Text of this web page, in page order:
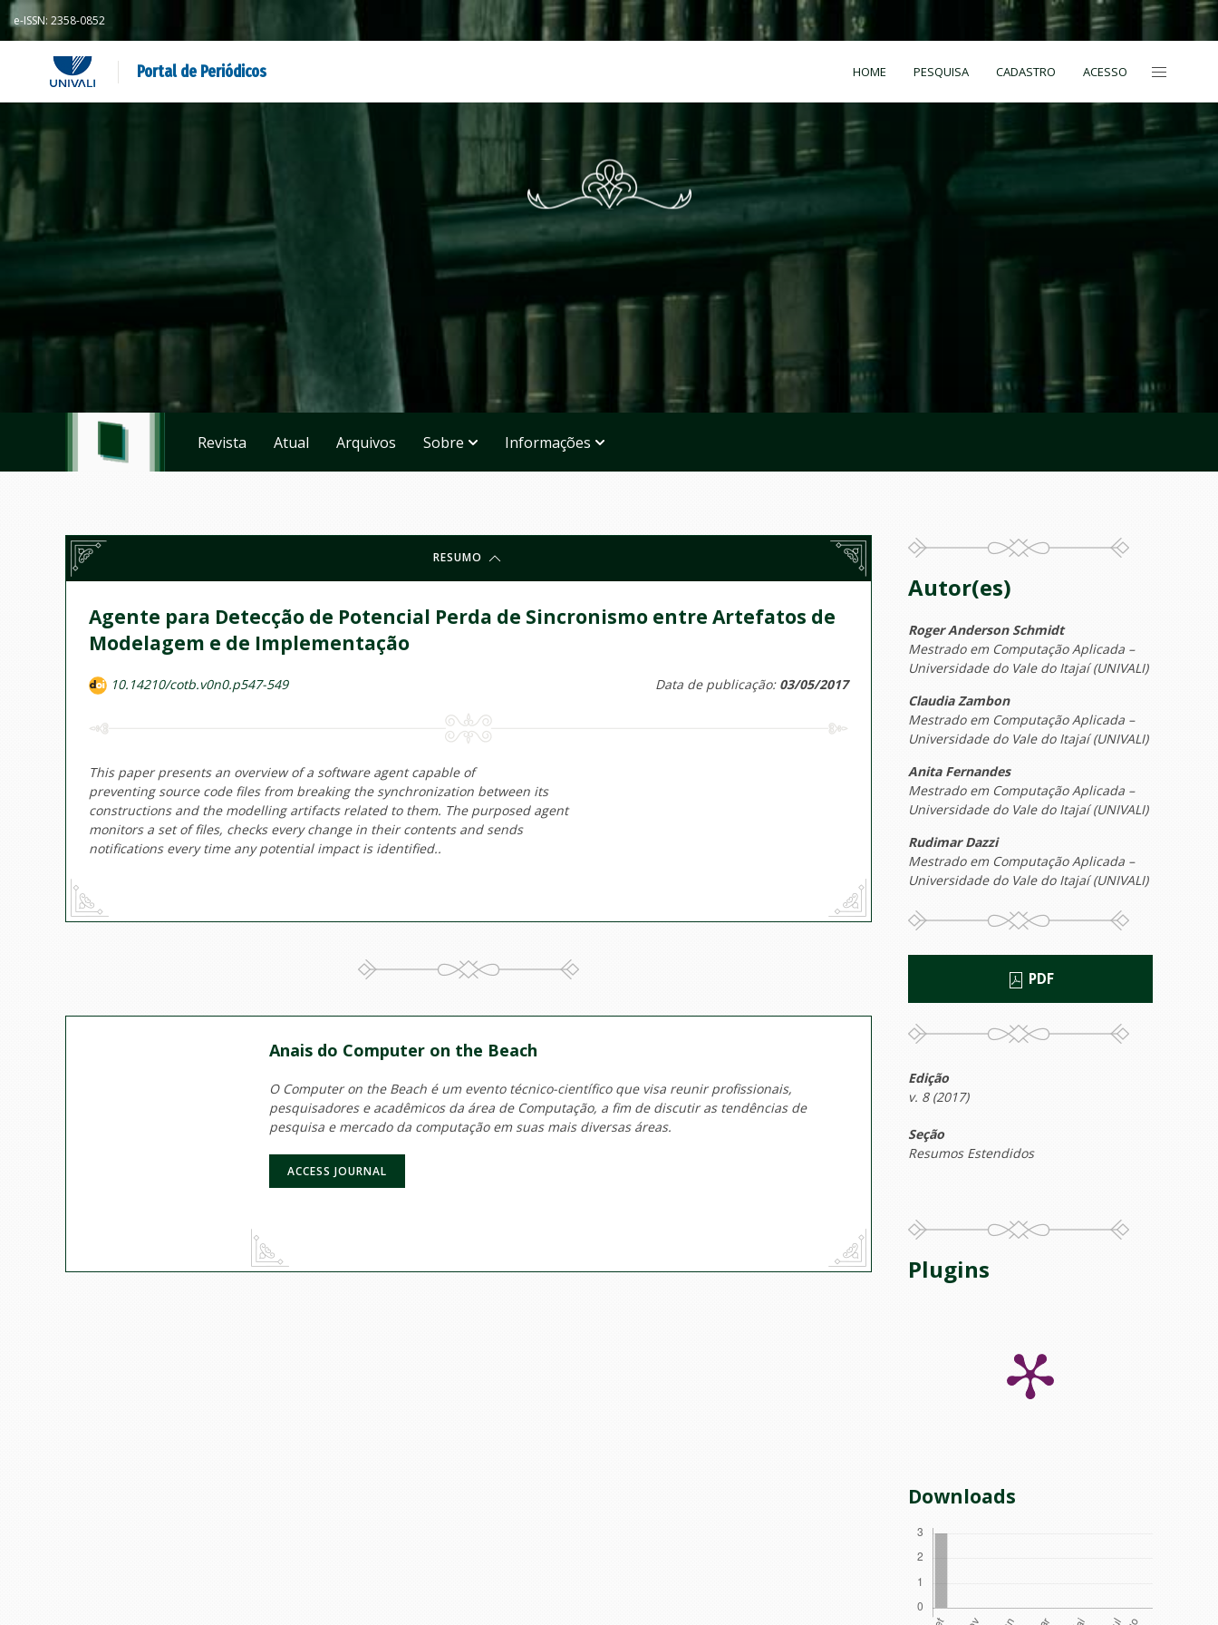
e-ISSN: 2358-0852
Portal de Periódicos HOME PESQUISA CADASTRO ACESSO
Revista Atual Arquivos Sobre Informações
RESUMO
Agente para Detecção de Potencial Perda de Sincronismo entre Artefatos de
Modelagem e de Implementação
10.14210/cotb.v0n0.p547-549 Data de publicação: 03/05/2017
This paper presents an overview of a software agent capable of
preventing source code files from breaking the synchronization between its
constructions and the modelling artifacts related to them. The purposed agent
monitors a set of files, checks every change in their contents and sends
notifications every time any potential impact is identified..
Anais do Computer on the Beach
O Computer on the Beach é um evento técnico-científico que visa reunir profissionais,
pesquisadores e acadêmicos da área de Computação, a fim de discutir as tendências de
pesquisa e mercado da computação em suas mais diversas áreas.
ACCESS JOURNAL
Autor(es)
Roger Anderson Schmidt
Mestrado em Computação Aplicada –
Universidade do Vale do Itajaí (UNIVALI)
Claudia Zambon
Mestrado em Computação Aplicada –
Universidade do Vale do Itajaí (UNIVALI)
Anita Fernandes
Mestrado em Computação Aplicada –
Universidade do Vale do Itajaí (UNIVALI)
Rudimar Dazzi
Mestrado em Computação Aplicada –
Universidade do Vale do Itajaí (UNIVALI)
PDF
Edição
v. 8 (2017)
Seção
Resumos Estendidos
Plugins
Downloads